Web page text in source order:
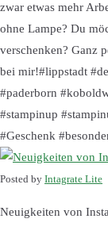
zwar etwas mehr
ohne Lampe? Du
verschenken? Ganz
bei mir!#lippstadt
#paderborn
#stampinup
#Geschenk
Posted by Intagrate Lite
Neuigkeiten von